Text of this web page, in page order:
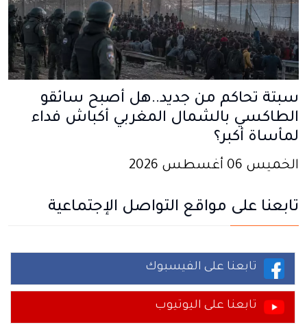
سبتة تحاكم من جديد..هل أصبح سائقو
الطاكسي بالشمال المغربي أكباش فداء
لمأساة أكبر؟
الخميس 06 أغسطس 2026
تابعنا على مواقع التواصل الإجتماعية
تابعنا على الفيسبوك
تابعنا على اليوتيوب